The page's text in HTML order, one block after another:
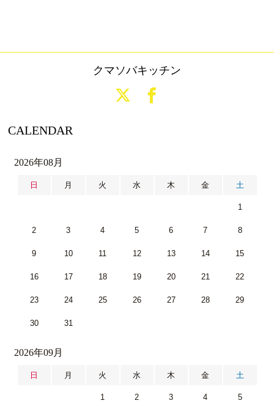
クマソバキッチン
CALENDAR
2026年08月
日 月 火 水 木 金 土
1
2 3 4 5 6 7 8
9 10 11 12 13 14 15
16 17 18 19 20 21 22
23 24 25 26 27 28 29
30 31
2026年09月
日 月 火 水 木 金 土
1 2 3 4 5